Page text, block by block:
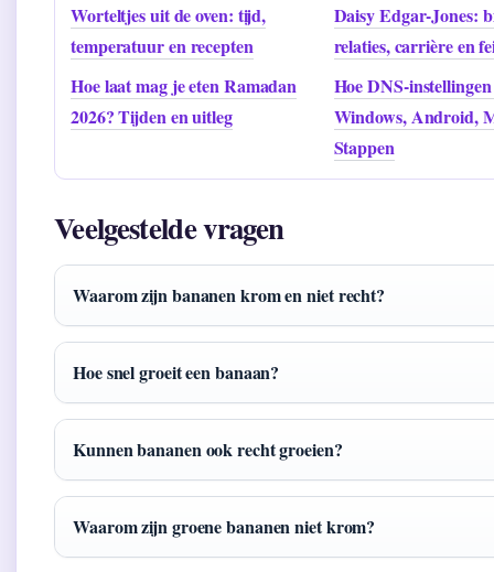
Worteltjes uit de oven: tijd,
temperatuur en recepten
Daisy Edgar-Jones:
relaties, carrière en
Hoe laat mag je eten Ramadan
2026? Tijden en uitleg
Hoe DNS-
Windows, Android,
Stappen
Veelgestelde vragen
Waarom zijn bananen krom en niet recht?
Hoe snel groeit een banaan?
Kunnen bananen ook recht groeien?
Waarom zijn groene bananen niet krom?